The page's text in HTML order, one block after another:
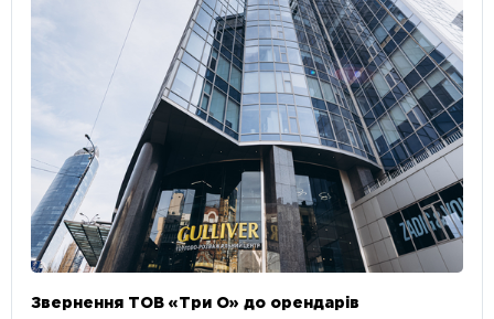
Звернення ТОВ «Три О» до орендарів